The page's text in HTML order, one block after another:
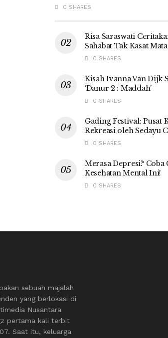
0 SHARES
Risa Saraswati
Sahabat Tak Kasat
0 SHARES
Kisah Ivanna Van Dijk
‘Danur 2 : Maddah’
0 SHARES
Gading Festival: Pusat
Rekreasi oleh Sedayu
0 SHARES
Merasa Depresi? Coba
Kesehatan Mental Ini!
0 SHARES
sebuah majalah
yang berlokasi di
Nusantara
pertama kali terbit
Saat itu, keluarga